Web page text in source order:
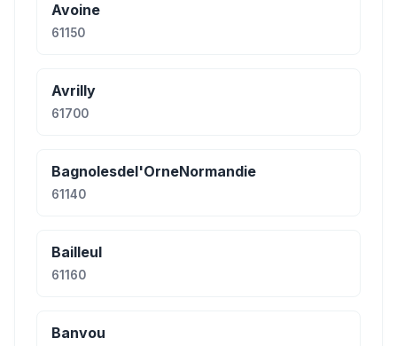
Avoine
61150
Avrilly
61700
Bagnolesdel'OrneNormandie
61140
Bailleul
61160
Banvou